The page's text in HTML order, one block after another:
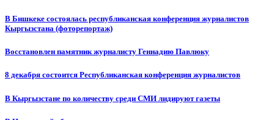
В Бишкеке состоялась республиканская конференция журналистов
Кыргызстана (фоторепортаж)
Восстановлен памятник журналисту Геннадию Павлюку
8 декабря состоится Республиканская конференция журналистов
В Кыргызстане по количеству среди СМИ лидируют газеты